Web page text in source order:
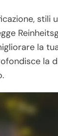
stili
la
la